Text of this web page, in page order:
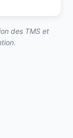
des TMS et